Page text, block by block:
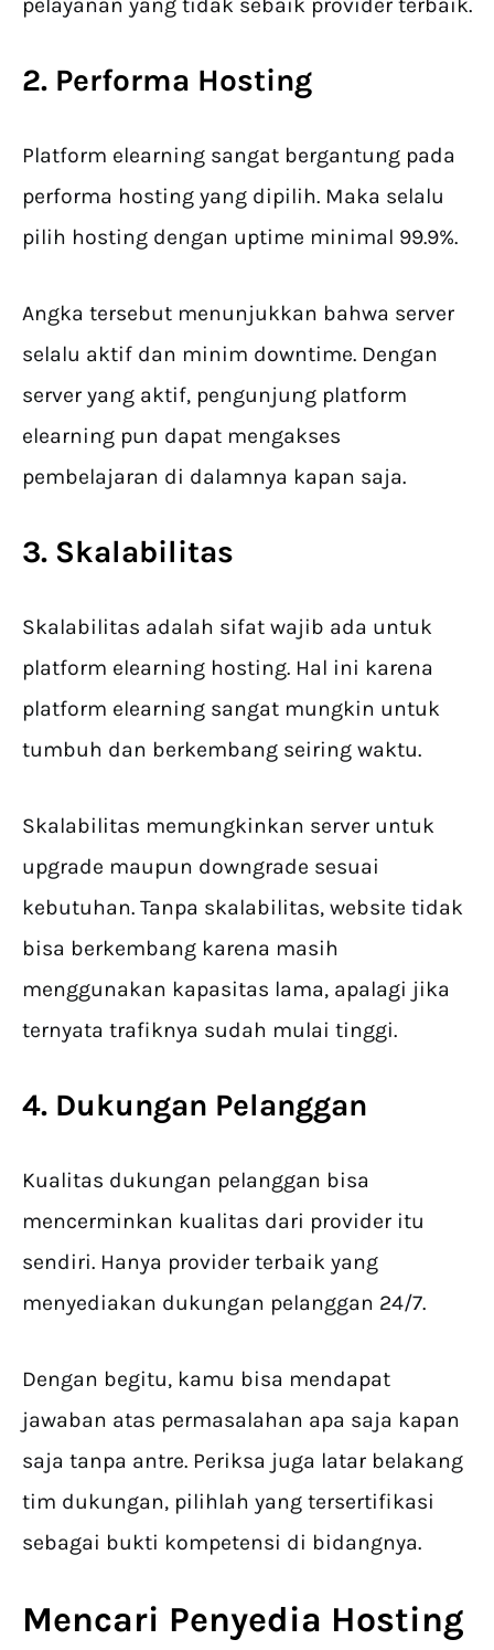
2. Performa Hosting
Platform elearning sangat bergantung pada
performa hosting yang dipilih. Maka selalu
pilih hosting dengan uptime minimal 99.9%.
Angka tersebut menunjukkan bahwa server
selalu aktif dan minim downtime. Dengan
server yang aktif, pengunjung platform
elearning pun dapat mengakses
pembelajaran di dalamnya kapan saja.
3. Skalabilitas
Skalabilitas adalah sifat wajib ada untuk
platform elearning hosting. Hal ini karena
platform elearning sangat mungkin untuk
tumbuh dan berkembang seiring waktu.
Skalabilitas memungkinkan server untuk
upgrade maupun downgrade sesuai
kebutuhan. Tanpa skalabilitas, website tidak
bisa berkembang karena masih
menggunakan kapasitas lama, apalagi jika
ternyata trafiknya sudah mulai tinggi.
4. Dukungan Pelanggan
Kualitas dukungan pelanggan bisa
mencerminkan kualitas dari provider itu
sendiri. Hanya provider terbaik yang
menyediakan dukungan pelanggan 24/7.
Dengan begitu, kamu bisa mendapat
jawaban atas permasalahan apa saja kapan
saja tanpa antre. Periksa juga latar belakang
tim dukungan, pilihlah yang tersertifikasi
sebagai bukti kompetensi di bidangnya.
Mencari Penyedia Hosting